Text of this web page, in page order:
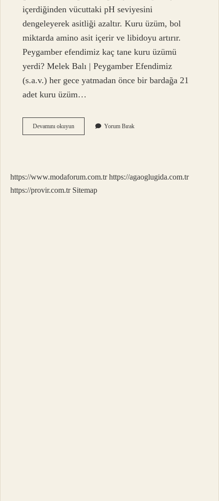
içerdiğinden vücuttaki pH seviyesini
dengeleyerek asitliği azaltır. Kuru üzüm, bol
miktarda amino asit içerir ve libidoyu artırır.
Peygamber efendimiz kaç tane kuru üzümü
yerdi? Melek Balı | Peygamber Efendimiz
(s.a.v.) her gece yatmadan önce bir bardağa 21
adet kuru üzüm…
Devamını okuyun21
Adet
Içilmeli
Yorum Bırak
https://www.modaforum.com.tr https://agaoglugida.com.tr
https://provir.com.tr Sitemap